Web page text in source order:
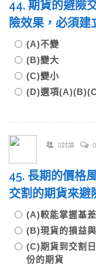
44. 期貨的避險
險效果，必須建
(A)不變
(B)變大
(C)變小
(D)選項
0討論
45. 長期的價格
交割的期貨來避
(A)較能掌握基
(B)現貨的損益
(C)期貨到交割
份的期貨